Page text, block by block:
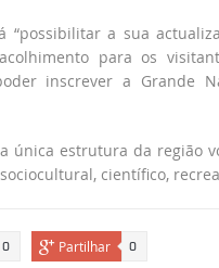
“possibilitar a sua
para os
inscrever a Grande
única estrutura da região
científico,
0 Partilhar 0